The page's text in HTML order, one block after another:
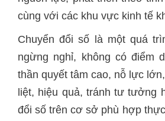
cùng với các khu vực kinh tế
Chuyển đổi số là một quá
ngừng nghỉ, không có điểm
thần quyết tâm cao, nỗ lực
liệt, hiệu quả, tránh tư tưởng
đổi số trên cơ sở phù hợp